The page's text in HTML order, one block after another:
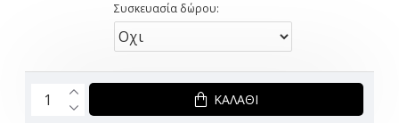
Συσκευασία δώρου:
ΚΑΛΆΘΙ